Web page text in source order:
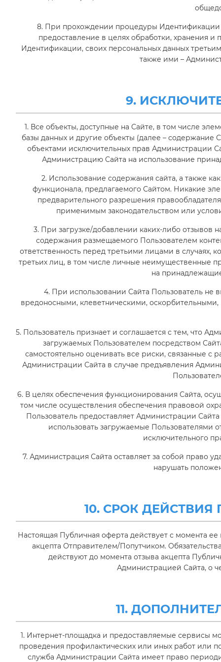
8. При прохождении процедуры Идентификации
предоставление в целях обработки, хранения
Идентификации, своих персональных данных
также ими –
9.
1. Все объекты, доступные на Сайте, в том числе
базы данных и другие объекты (далее – содержание
объектами исключительных прав Администрации
Администрацию Сайта на использование
2. Использование содержания сайта, а также
функционала, предлагаемого Сайтом. Никакие
предварительного разрешения
применимым законодательством или
3. При загрузке/добавлении каких-либо отзывов
содержания размещаемого Пользователем
ответственность перед третьими лицами в случаях,
третьих лиц, в том числе личные неимущественные
на
4. При использовании Сайта Пользователь не
вредоносными, клеветническими,
5. Пользователь признает и соглашается с тем, что
загружаемых Пользователем посредством
самостоятельно оценивать все риски, связанные с
Администрации Сайта в случае предъявления
6. В целях обеспечения функционирования Сайта,
том числе осуществления обеспечения правовой
Пользователь предоставляет Администрации
использовать загружаемые Пользователями
исключительного
7. Администрация Сайта оставляет за собой право
нарушать
10. СРОК
Настоящая Публичная оферта действует с момента
акцепта Отправителем/Попутчиком.
действуют до момента отзыва акцепта
Администрацией Сайта, о
11.
1. Интернет-площадка и предоставляемые сервисы
проведения профилактических или иных работ или
служба Администрации Сайта имеет право